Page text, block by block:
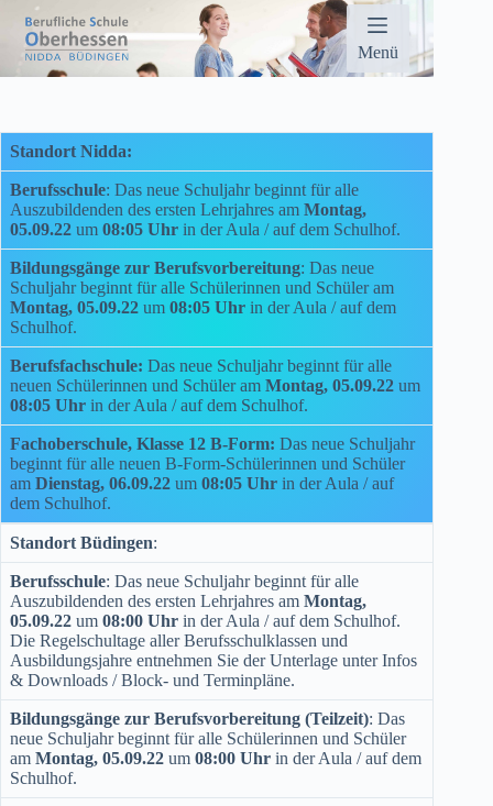
Inhalt
springen
Menü
Standort Nidda:
Berufsschule: Das neue Schuljahr beginnt für alle
Auszubildenden des ersten Lehrjahres am Montag,
05.09.22 um 08:05 Uhr in der Aula / auf dem Schulhof.
Bildungsgänge zur Berufsvorbereitung: Das neue
Schuljahr beginnt für alle Schülerinnen und Schüler am
Montag, 05.09.22 um 08:05 Uhr in der Aula / auf dem
Schulhof.
Berufsfachschule: Das neue Schuljahr beginnt für alle
neuen Schülerinnen und Schüler am Montag, 05.09.22 um
08:05 Uhr in der Aula / auf dem Schulhof.
Fachoberschule, Klasse 12 B-Form: Das neue Schuljahr
beginnt für alle neuen B-Form-Schülerinnen und Schüler
am Dienstag, 06.09.22 um 08:05 Uhr in der Aula / auf
dem Schulhof.
Standort Büdingen:
Berufsschule: Das neue Schuljahr beginnt für alle
Auszubildenden des ersten Lehrjahres am Montag,
05.09.22 um 08:00 Uhr in der Aula / auf dem Schulhof.
Die Regelschultage aller Berufsschulklassen und
Ausbildungsjahre entnehmen Sie der Unterlage unter Infos
& Downloads / Block- und Terminpläne.
Bildungsgänge zur Berufsvorbereitung (Teilzeit): Das
neue Schuljahr beginnt für alle Schülerinnen und Schüler
am Montag, 05.09.22 um 08:00 Uhr in der Aula / auf dem
Schulhof.